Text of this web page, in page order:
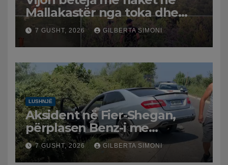
Mallakastër nga toka dhe
nga ajri me dy helikopterë.
7 GUSHT, 2026 GILBERTA SIMONI
LUSHNJË
Aksident në Fier-Shegan,
përplasen Benz-i me
furgonin, plagoset një i
moshuar
7 GUSHT, 2026 GILBERTA SIMONI